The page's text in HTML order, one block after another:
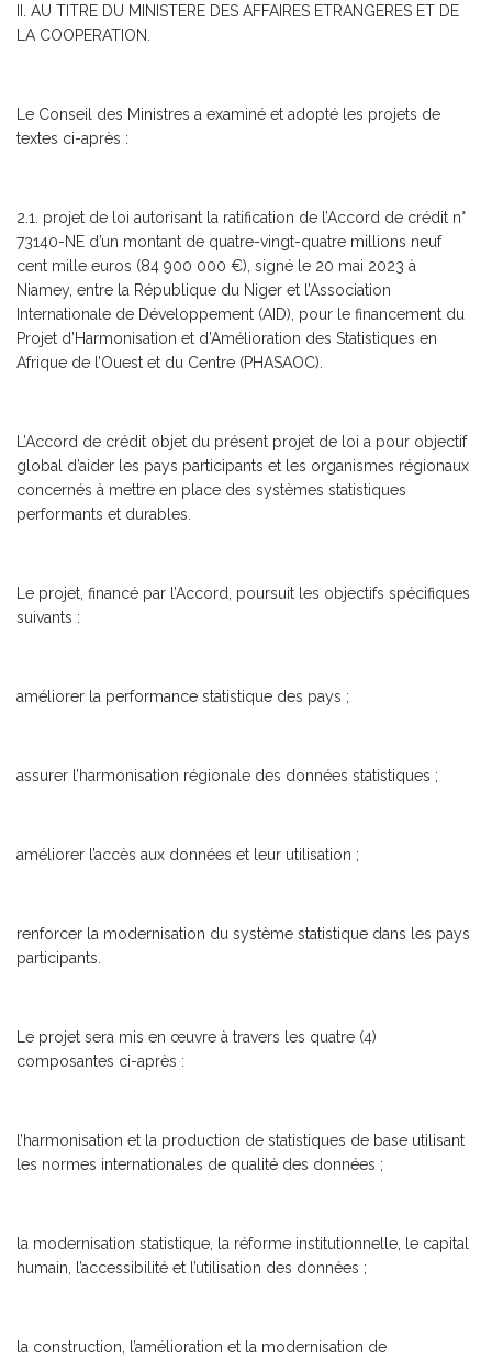
II. AU TITRE DU MINISTERE DES AFFAIRES ETRANGERES ET DE
LA COOPERATION.
Le Conseil des Ministres a examiné et adopté les projets de
textes ci-après :
2.1. projet de loi autorisant la ratification de l’Accord de crédit n°
73140-NE d’un montant de quatre-vingt-quatre millions neuf
cent mille euros (84 900 000 €), signé le 20 mai 2023 à
Niamey, entre la République du Niger et l’Association
Internationale de Développement (AID), pour le financement du
Projet d’Harmonisation et d’Amélioration des Statistiques en
Afrique de l’Ouest et du Centre (PHASAOC).
L’Accord de crédit objet du présent projet de loi a pour objectif
global d’aider les pays participants et les organismes régionaux
concernés à mettre en place des systèmes statistiques
performants et durables.
Le projet, financé par l’Accord, poursuit les objectifs spécifiques
suivants :
améliorer la performance statistique des pays ;
assurer l’harmonisation régionale des données statistiques ;
améliorer l’accès aux données et leur utilisation ;
renforcer la modernisation du système statistique dans les pays
participants.
Le projet sera mis en œuvre à travers les quatre (4)
composantes ci-après :
l’harmonisation et la production de statistiques de base utilisant
les normes internationales de qualité des données ;
la modernisation statistique, la réforme institutionnelle, le capital
humain, l’accessibilité et l’utilisation des données ;
la construction, l’amélioration et la modernisation de